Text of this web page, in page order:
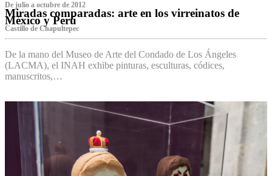
De julio a octubre de 2012
Miradas comparadas: arte en los virreinatos de
México y Perú
Castillo de Chapultepec
De la mano del Museo de Arte del Condado de Los Ángeles
(LACMA), el INAH exhibe pinturas, esculturas, códices,
manuscritos,…